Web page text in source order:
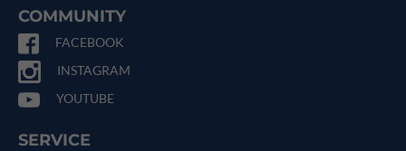
COMMUNITY
FACEBOOK
INSTAGRAM
YOUTUBE
SERVICE